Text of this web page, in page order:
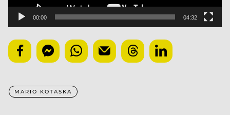
00:00 04:32
MARIO KOTASKA